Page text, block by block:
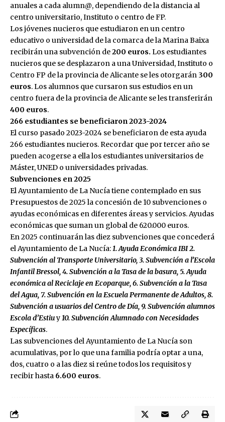
anuales a cada alumn@, dependiendo de la distancia al
centro universitario, Instituto o centro de FP.
Los jóvenes nucieros que estudiaron en un centro
educativo o universidad de la comarca de la Marina Baixa
recibirán una subvención de200 euros. Los estudiantes
nucieros que se desplazaron a una Universidad, Instituto o
Centro FP de la provincia de Alicante se les otorgarán 300
euros. Los alumnos que cursaron sus estudios en un
centro fuera de la provincia de Alicante se les transferirán
400 euros.
266 estudiantes se beneficiaron 2023-2024
El curso pasado 2023-2024 se beneficiaron de esta ayuda
266 estudiantes nucieros. Recordar que por tercer año se
pueden acogerse a ella los estudiantes universitarios de
Máster, UNED o universidades privadas.
Subvenciones en 2025
El Ayuntamiento de La Nucía tiene contemplado en sus
Presupuestos de 2025 la concesión de 10 subvenciones o
ayudas económicas en diferentes áreas y servicios. Ayudas
económicas que suman un global de 620.000 euros.
En 2025 continuarán las diez subvenciones que concederá
el Ayuntamiento de La Nucía:1. Ayuda Económica IBI 2.
Subvención al Transporte Universitario, 3. Subvención a l’Escola
Infantil Bressol, 4. Subvención a la Tasa de la basura, 5. Ayuda
económica al Reciclaje en Ecoparque, 6. Subvención a la Tasa
del Agua, 7. Subvención en la Escuela Permanente de Adultos, 8.
Subvención a usuarios del Centro de Día, 9. Subvención alumnos
Escola d’Estiuy10. Subvención Alumnado con Necesidades
Específicas.
Las subvenciones del Ayuntamiento de La Nucía son
acumulativas, por lo que una familia podría optar a una,
dos, cuatro o a las diez si reúne todos los requisitos y
recibir hasta 6.600 euros.